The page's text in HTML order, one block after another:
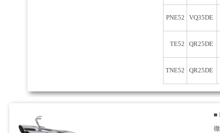
PNE52 VQ35DE
TE52 QR25DE
TNE52 QR25DE
■